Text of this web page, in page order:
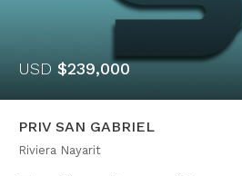
USD $239,000
PRIV SAN GABRIEL
Riviera Nayarit